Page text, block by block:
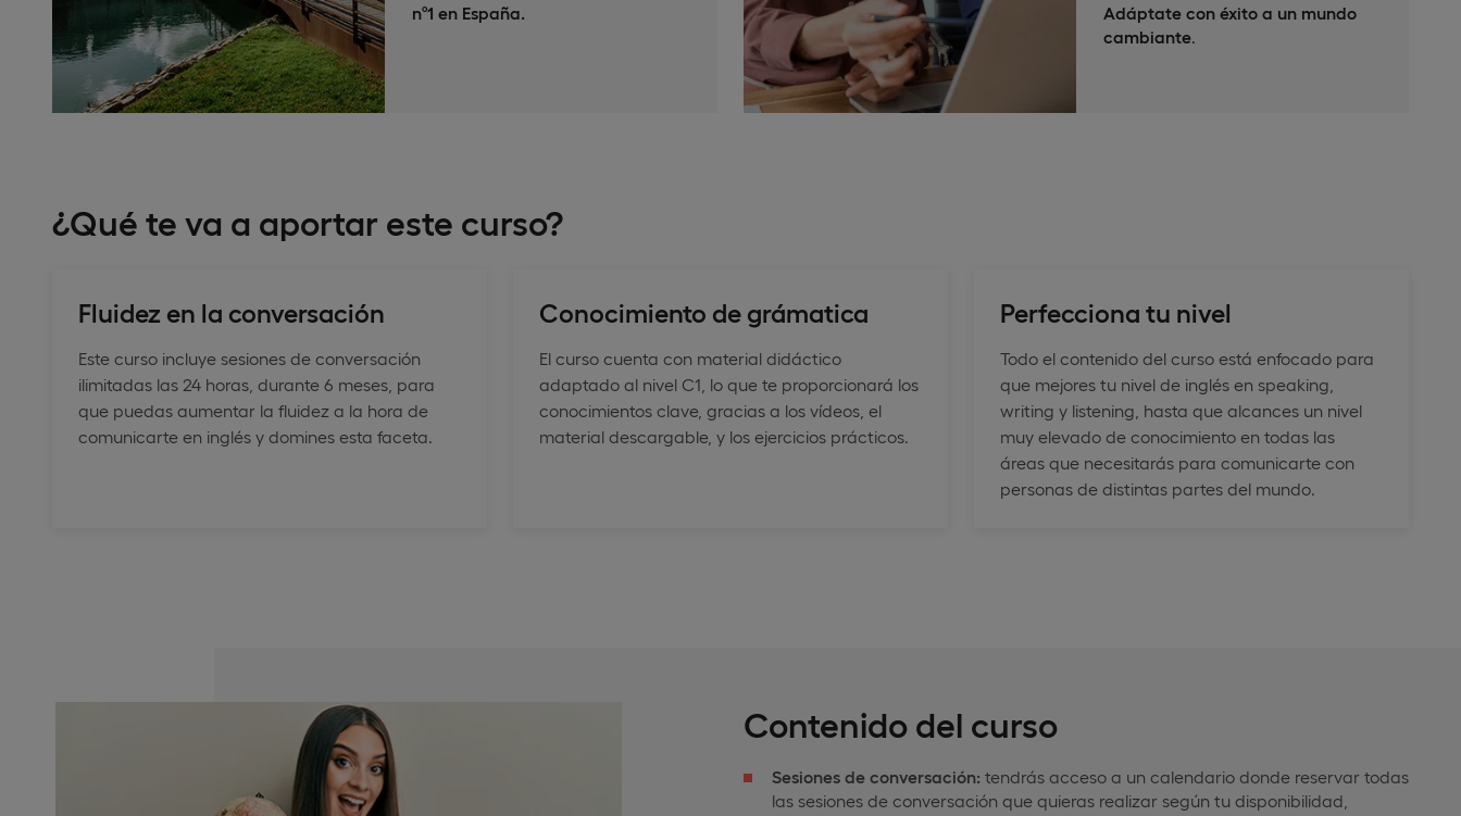
nº1 en España.
Adáptate con éxito a un mundo
cambiante.
¿Qué te va a aportar este curso?
Fluidez en la conversación
Este curso incluye sesiones de conversación
ilimitadas las 24 horas, durante 6 meses, para
que puedas aumentar la fluidez a la hora de
comunicarte en inglés y domines esta faceta.
Conocimiento de grámatica
El curso cuenta con material didáctico
adaptado al nivel C1, lo que te proporcionará los
conocimientos clave, gracias a los vídeos, el
material descargable, y los ejercicios prácticos.
Perfecciona tu nivel
Todo el contenido del curso está enfocado para
que mejores tu nivel de inglés en speaking,
writing y listening, hasta que alcances un nivel
muy elevado de conocimiento en todas las
áreas que necesitarás para comunicarte con
personas de distintas partes del mundo.
Contenido del curso
Sesiones de conversación: tendrás acceso a un calendario donde reservar todas
las sesiones de conversación que quieras realizar según tu disponibilidad,